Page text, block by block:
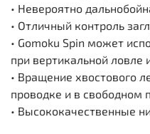
• Невероятно
• Отличный контроль
• Gomoku Spin может
при вертикальной ловле
• Вращение хвостового
проводке и в свободном
• Высококачественные